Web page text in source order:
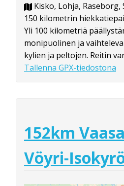
Kisko, Lohja, Raseborg,
150 kilometrin
Yli 100 kilometriä
monipuolinen ja
kylien ja peltojen. Reitin
Tallenna GPX-tiedostona
152km
Vöyri-